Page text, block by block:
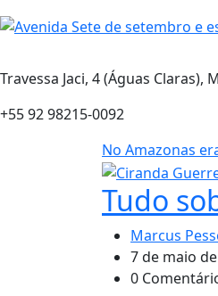
Travessa Jaci, 4 (Águas Claras),
+55 92 98215-0092
No Amazonas
Tudo
Marcus
7 de maio
0